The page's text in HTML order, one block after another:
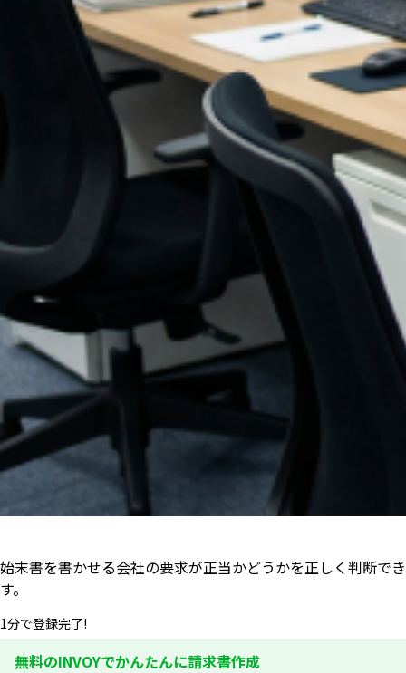
始末書を書かせる会社の要求が正当かどうかを正しく判断で
す。
1分で登録完了!
無料のINVOYでかんたんに請求書作成